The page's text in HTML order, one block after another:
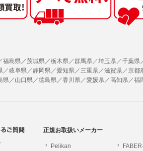
個人情報の取得
ページに再訪問される際、より便利に当社ホーム
れた広告にクッキーを使用する場合があります。
、ご本人から利用目的の通知，開示，内容の訂正
人の確認をさせていただいた上で、速やかに対応
、シュッピン会員のお客様は、当社が保有する個
島県／茨城県／栃木県／群馬県／埼玉県／千葉県
岐阜県／静岡県／愛知県／三重県／滋賀県／京都
／山口県／徳島県／香川県／愛媛県／高知県／福
正規お取扱いメーカー
Pelikan